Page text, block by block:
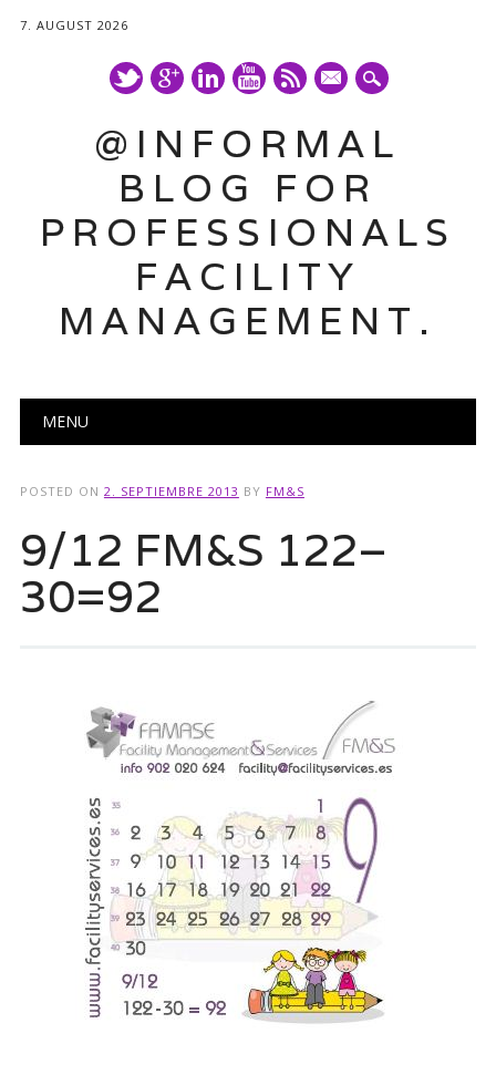
7. AUGUST 2026
mail
@INFORMAL
BLOG FOR
PROFESSIONALS
FACILITY
MANAGEMENT.
Main menu
MENU
POSTED ON 2. SEPTIEMBRE 2013 BY FM&S
9/12 FM&S 122–
30=92